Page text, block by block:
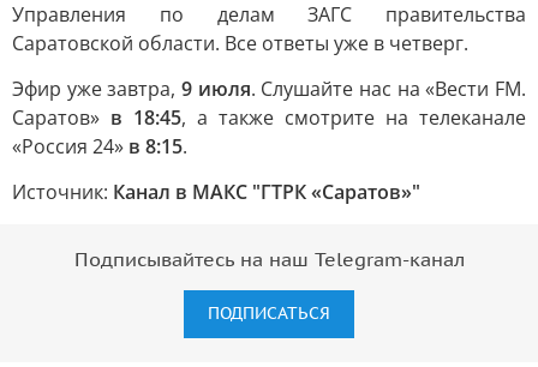
Управления по делам ЗАГС правительства
Саратовской области. Все ответы уже в четверг.
Эфир уже завтра, 9 июля. Слушайте нас на «Вести FM.
Саратов» в 18:45, а также смотрите на телеканале
«Россия 24» в 8:15.
Источник: Канал в МАКС "ГТРК «Саратов»"
Подписывайтесь на наш Telegram-канал
ПОДПИСАТЬСЯ